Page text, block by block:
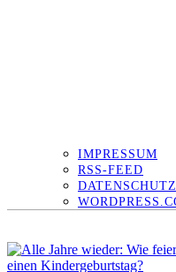
IMPRESSUM
RSS-FEED
DATENSCHUTZ